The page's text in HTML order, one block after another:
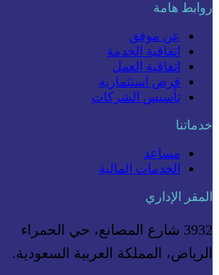
روابط هامة
عن موفق
اتفاقية الخدمة
اتفاقية العمل
فرص استثمارية
تأسيس الشركات
خدماتنا
مساعد
الخدمات المالية
المقر الإداري
3932 شارع المصانع، حي الحمراء
الرياض، المملكة العربية السعودية.